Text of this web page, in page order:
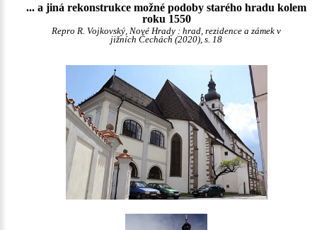
... a jiná rekonstrukce možné podoby starého hradu kolem
roku 1550
Repro R. Vojkovský, Nové Hrady : hrad, rezidence a zámek v
jižních Čechách (2020), s. 18